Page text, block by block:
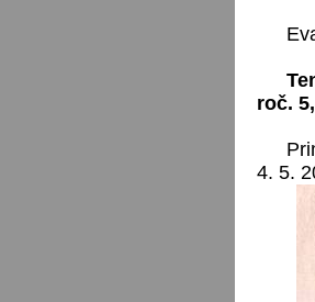
roč.
4. 5.